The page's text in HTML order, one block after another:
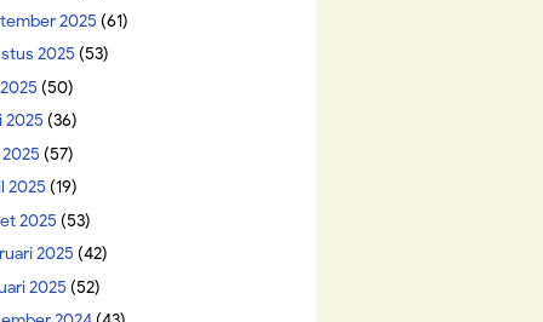
2025 (61)
2025 (53)
(50)
2025 (36)
(57)
2025 (19)
2025 (53)
2025 (42)
2025 (52)